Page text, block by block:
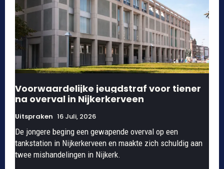
Voorwaardelijke jeugdstraf voor tiener
na overval in Nijkerkerveen
Uitspraken 16 Juli, 2026
De jongere beging een gewapende overval op een
tankstation in Nijkerkerveen en maakte zich schuldig aan
twee mishandelingen in Nijkerk.